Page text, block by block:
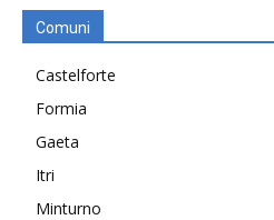
Comuni
Castelforte
Formia
Gaeta
Itri
Minturno